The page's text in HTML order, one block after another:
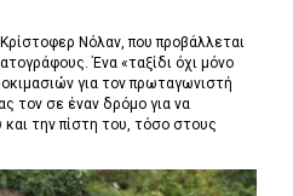
Κρίστοφερ Νόλαν,που προβάλλεται
Ένα «ταξίδι όχι μόνο
για τον πρωταγωνιστή
τον σε έναν δρόμο για να
και την πίστη του, τόσο στους